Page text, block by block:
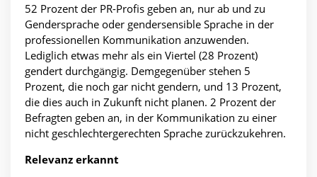
52 Prozent der PR-Profis geben an, nur ab und zu
Gendersprache oder gendersensible Sprache in der
professionellen Kommunikation anzuwenden.
Lediglich etwas mehr als ein Viertel (28 Prozent)
gendert durchgängig. Demgegenüber stehen 5
Prozent, die noch gar nicht gendern, und 13 Prozent,
die dies auch in Zukunft nicht planen. 2 Prozent der
Befragten geben an, in der Kommunikation zu einer
nicht geschlechtergerechten Sprache zurückzukehren.
Relevanz erkannt